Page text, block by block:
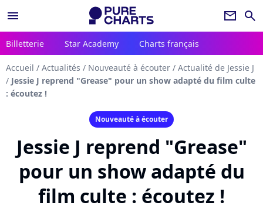
menu newsletter search
Billetterie Star Academy Charts français
Accueil / Actualités / Nouveauté à écouter / Actualité de Jessie J
/ Jessie J reprend "Grease" pour un show adapté du film culte
: écoutez !
Nouveauté à écouter
Jessie J reprend "Grease"
pour un show adapté du
film culte : écoutez !